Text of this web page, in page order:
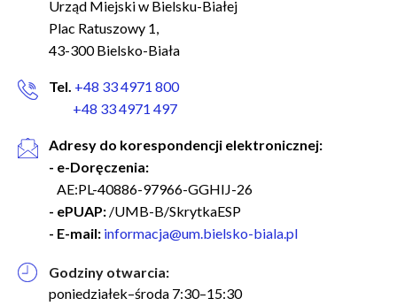
Urząd Miejski w Bielsku-Białej
Plac Ratuszowy 1,
43-300 Bielsko-Biała
Tel. +48 33 4971 800
+48 33 4971 497
Adresy do korespondencji elektronicznej:
- e-Doręczenia:
AE:PL-40886-97966-GGHIJ-26
- ePUAP: /UMB-B/SkrytkaESP
- E-mail: informacja@um.bielsko-biala.pl
Godziny otwarcia:
poniedziałek–środa 7:30–15:30